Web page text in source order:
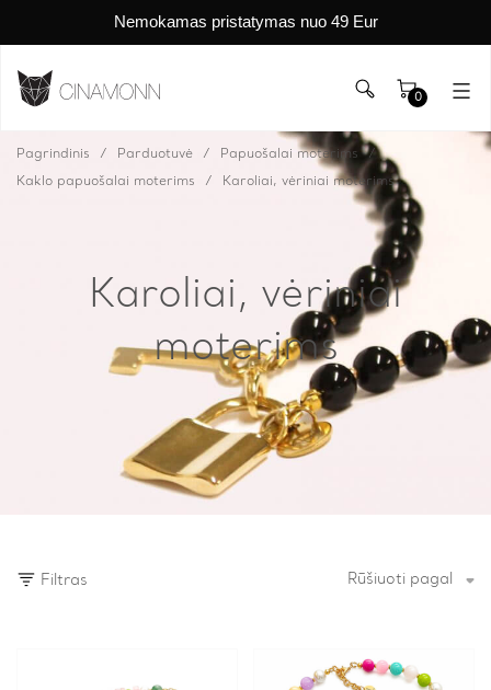
Nemokamas pristatymas nuo 49 Eur
0
Karoliai, vėriniai
moterims
Pagrindinis Parduotuvė Papuošalai moterims
Kaklo papuošalai moterims Karoliai, vėriniai moterims
Filtras Rūšiuoti pagal